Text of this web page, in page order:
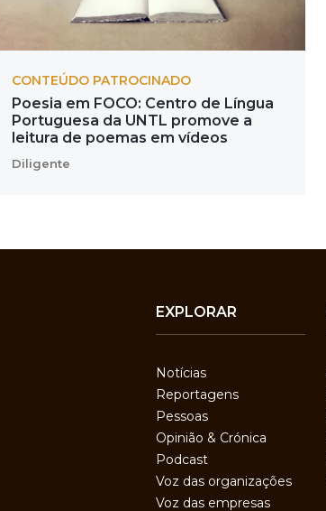
CONTEÚDO PATROCINADO
Poesia em FOCO: Centro de Língua
Portuguesa da UNTL promove a
leitura de poemas em vídeos
Diligente
EXPLORAR
Notícias
Reportagens
Pessoas
Opinião & Crónica
Podcast
Voz das organizações
Voz das empresas